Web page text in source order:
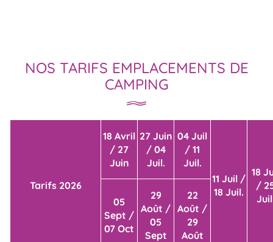
NOS TARIFS EMPLACEMENTS DE
CAMPING
Tarifs 2026
18 Avril
/ 27
Juin
27 Juin
/ 04
Juil.
04 Juil
/ 11
Juil.
11 Juil /
18 Juil.
18
/
05
Sept /
07 Oct
29
Août /
05
Sept
22
Août /
29
Août